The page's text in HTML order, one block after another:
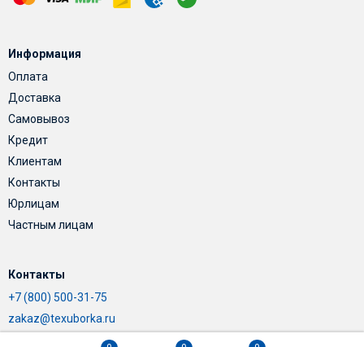
Информация
Оплата
Доставка
Самовывоз
Кредит
Клиентам
Контакты
Юрлицам
Частным лицам
Контакты
+7 (800) 500-31-75
zakaz@texuborka.ru